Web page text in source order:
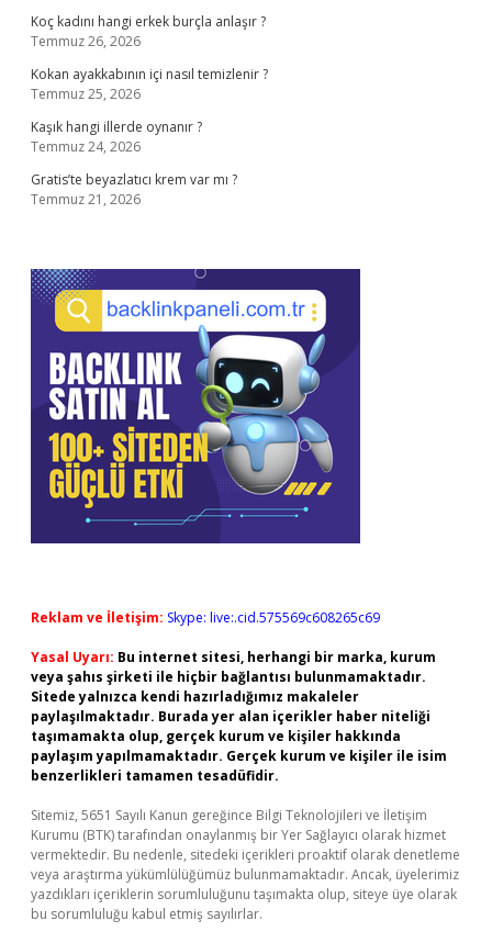
Koç kadını hangi erkek burçla anlaşır ?
Temmuz 26, 2026
Kokan ayakkabının içi nasıl temizlenir ?
Temmuz 25, 2026
Kaşık hangi illerde oynanır ?
Temmuz 24, 2026
Gratis’te beyazlatıcı krem var mı ?
Temmuz 21, 2026
Reklam ve İletişim: Skype: live:.cid.575569c608265c69
Yasal Uyarı: Bu internet sitesi, herhangi bir marka, kurum
veya şahıs şirketi ile hiçbir bağlantısı bulunmamaktadır.
Sitede yalnızca kendi hazırladığımız makaleler
paylaşılmaktadır. Burada yer alan içerikler haber niteliği
taşımamakta olup, gerçek kurum ve kişiler hakkında
paylaşım yapılmamaktadır. Gerçek kurum ve kişiler ile isim
benzerlikleri tamamen tesadüfidir.
Sitemiz, 5651 Sayılı Kanun gereğince Bilgi Teknolojileri ve İletişim
Kurumu (BTK) tarafından onaylanmış bir Yer Sağlayıcı olarak hizmet
vermektedir. Bu nedenle, sitedeki içerikleri proaktif olarak denetleme
veya araştırma yükümlülüğümüz bulunmamaktadır. Ancak, üyelerimiz
yazdıkları içeriklerin sorumluluğunu taşımakta olup, siteye üye olarak
bu sorumluluğu kabul etmiş sayılırlar.